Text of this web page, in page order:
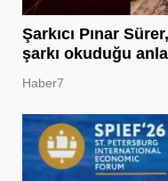
Şarkıcı Pınar
şarkı okuduğu
Haber7